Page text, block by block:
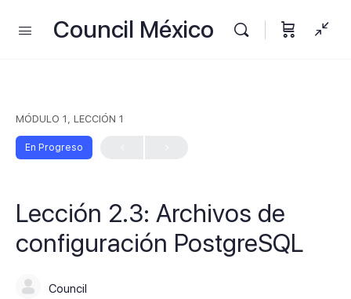
Council México
MÓDULO 1, LECCIÓN 1
En Progreso
Lección 2.3: Archivos de
configuración PostgreSQL
Council